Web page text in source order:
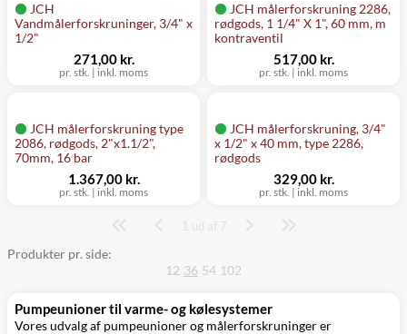
JCH
Vandmålerforskruninger, 3/4" x
1/2"
pr. stk. | inkl. moms
271,00 kr.
JCH målerforskruning 2286,
rødgods, 1 1/4" X 1", 60 mm, m
kontraventil
pr. stk. | inkl. moms
517,00 kr.
JCH målerforskruning type
2086, rødgods, 2"x1.1/2",
70mm, 16 bar
pr. stk. | inkl. moms
1.367,00 kr.
JCH målerforskruning, 3/4"
x 1/2" x 40 mm, type 2286,
rødgods
pr. stk. | inkl. moms
329,00 kr.
Side
1 ud af 7
Produkter pr. side:
12 36 54 102
Pumpeunioner til varme- og kølesystemer
Vores udvalg af pumpeunioner og målerforskruninger er